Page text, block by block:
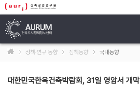
정책·연구 동향 정책동향 국내동향
대한민국한옥건축박람회, 31일 영암서 개막